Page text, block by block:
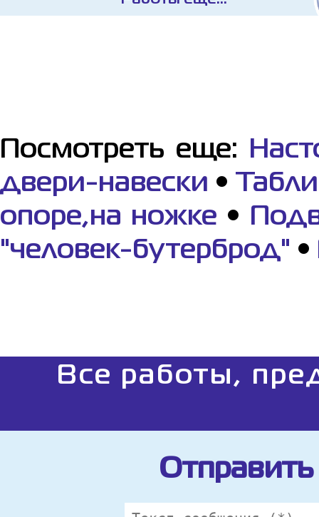
Посмотреть еще:
двери-навески •
опоре,на ножке •
"человек-бутерброд" •
Все работы,
Отправить